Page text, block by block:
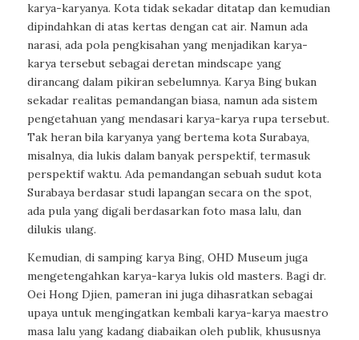
karya-karyanya. Kota tidak sekadar ditatap dan kemudian
dipindahkan di atas kertas dengan cat air. Namun ada
narasi, ada pola pengkisahan yang menjadikan karya-
karya tersebut sebagai deretan mindscape yang
dirancang dalam pikiran sebelumnya. Karya Bing bukan
sekadar realitas pemandangan biasa, namun ada sistem
pengetahuan yang mendasari karya-karya rupa tersebut.
Tak heran bila karyanya yang bertema kota Surabaya,
misalnya, dia lukis dalam banyak perspektif, termasuk
perspektif waktu. Ada pemandangan sebuah sudut kota
Surabaya berdasar studi lapangan secara on the spot,
ada pula yang digali berdasarkan foto masa lalu, dan
dilukis ulang.
Kemudian, di samping karya Bing, OHD Museum juga
mengetengahkan karya-karya lukis old masters. Bagi dr.
Oei Hong Djien, pameran ini juga dihasratkan sebagai
upaya untuk mengingatkan kembali karya-karya maestro
masa lalu yang kadang diabaikan oleh publik, khususnya